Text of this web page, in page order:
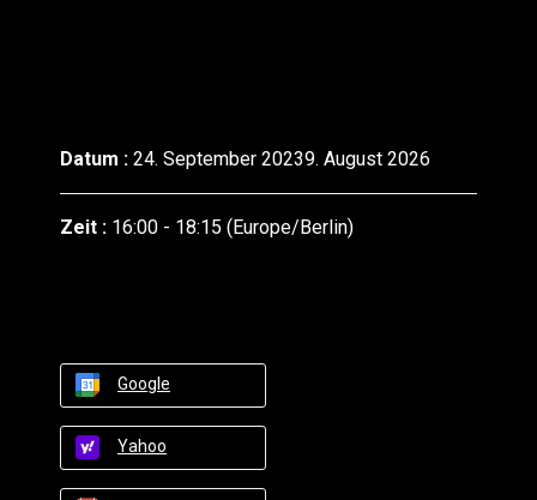
Datum : 24. September 20239. August 2026
Zeit : 16:00 - 18:15 (Europe/Berlin)
Google
Yahoo